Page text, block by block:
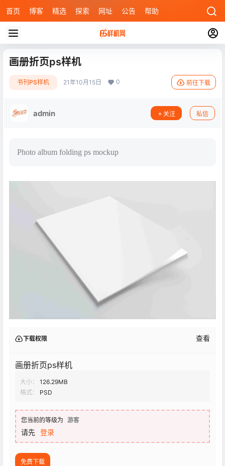
首页 博客 精选 探索 网址 公告 帮助
画册折页ps样机
书刊PS样机 21年10月15日 0 前往下载
admin 关注 私信
Photo album folding ps mockup
下载权限 查看
画册折页ps样机
大小：
126.29MB
格式：
PSD
您当前的等级为 游客
请先 登录
免费下载